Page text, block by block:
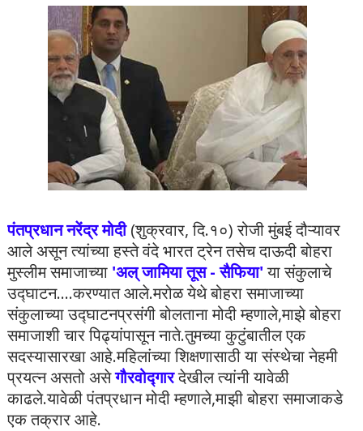
पंतप्रधान नरेंद्र मोदी(शुक्रवार, दि.१०) रोजी मुंबई दौऱ्यावर
आले असून त्यांच्या हस्ते वंदे भारत ट्रेन तसेच दाऊदी बोहरा
मुस्लीम समाजाच्या 'अल् जामिया तूस - सैफिया'या संकुलाचे
उद्घाटन....करण्यात आले.मरोळ येथे बोहरा समाजाच्या
संकुलाच्या उद्घाटनप्रसंगी बोलताना मोदी म्हणाले,माझे बोहरा
समाजाशी चार पिढ्यांपासून नाते.तुमच्या कुटुंबातील एक
सदस्यासारखा आहे.महिलांच्या शिक्षणासाठी या संस्थेचा नेहमी
प्रयत्न असतो असेगौरवोद्गारदेखील त्यांनी यावेळी
काढले.यावेळी पंतप्रधान मोदी म्हणाले,माझी बोहरा समाजाकडे
एक तक्रार आहे.